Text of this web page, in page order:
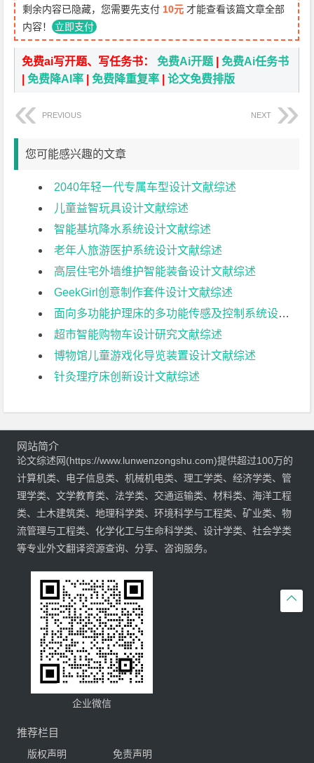
剩余内容已隐藏，您需要先支付 10元 才能查看该篇文章全部
内容！ 立即支付
免费ai写开题、写任务书：免费Ai开题 |免费Ai任务书
|免费降AI率 |免费降重复率 |论文免费排版
PREVIOUS NEXT
您可能感兴趣的文章
2040年轻一代专属车型设计文献综述
儿童益智玩具设计文献综述
智能基坑降水系统设计文献综述
老年人旅游医护系统设计文献综述
高层住宅外墙维护智能装备设计文献综述
GeekGirl创意制作套件设计文献综述
面向多功能护理床的多功能传感及控制系统设计文献综述
超市智能购物车设计研究文献综述
博物馆儿童游戏化导览装置设计文献综述
针灸理疗床创新设计文献综述

网站简介
论文综述网(https://www.lunwenzongshu.com)提供超过100万的
计算机类、电子信息类、机械机电类、理工学类、经济学类、管
理学类、文学教育类、法学类、交通运输类、材料类、海洋工程
类、土木建筑类、地理科学类、环境科学与工程类、矿业类、物
流管理与工程类、化学化工与生命科学类、设计学类、社会学类
等专业外文翻译资源查询、分享、咨询服务。
企业微信
推荐栏目
版权声明 免责声明